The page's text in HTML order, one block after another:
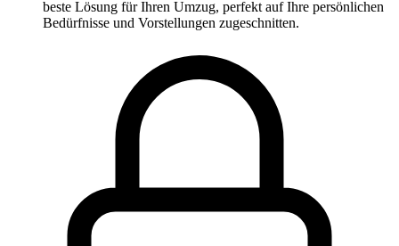
beste Lösung für Ihren Umzug, perfekt auf Ihre persönlichen
Bedürfnisse und Vorstellungen zugeschnitten.